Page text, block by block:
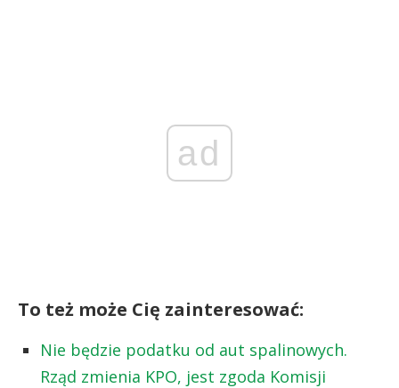
ad
To też może Cię zainteresować:
Nie będzie podatku od aut spalinowych.
Rząd zmienia KPO, jest zgoda Komisji